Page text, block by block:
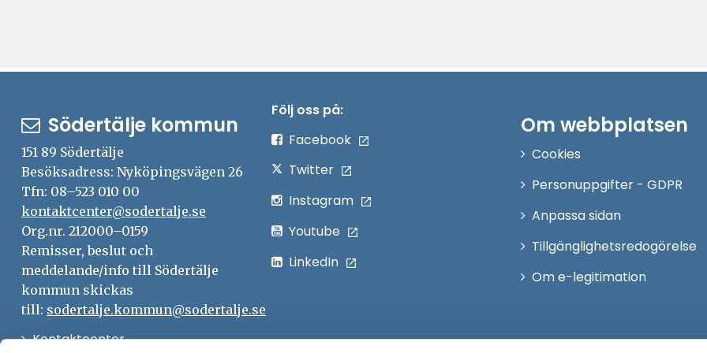
Södertälje kommun
151 89 Södertälje
Besöksadress: Nyköpingsvägen 26
Tfn: 08–523 010 00
kontaktcenter@sodertalje.se
Org.nr. 212000–0159
Remisser, beslut och
meddelande/info till Södertälje
kommun skickas
till: sodertalje.kommun@sodertalje.se
KontaktcenterÖppna
Följ oss på:
Facebook
Twitter
Instagram
Youtube
LinkedIn
Om webbplatsen
Cookies
Personuppgifter - GDPR
Anpassa sidan
Tillgänglighetsredogörelse
Om e-legitimation